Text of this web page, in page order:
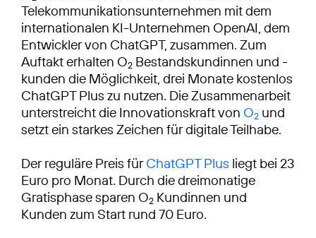
Telekommunikationsunternehmen mit dem
internationalen KI-Unternehmen OpenAI, dem
Entwickler von ChatGPT, zusammen. Zum
Auftakt erhalten O2 Bestandskundinnen und -
kunden die Möglichkeit, drei Monate kostenlos
ChatGPT Plus zu nutzen. Die Zusammenarbeit
unterstreicht die Innovationskraft von O2 und
setzt ein starkes Zeichen für digitale Teilhabe.
Der reguläre Preis fürChatGPT Plus liegt bei 23
Euro pro Monat. Durch die dreimonatige
Gratisphase sparen O2 Kundinnen und
Kunden zum Start rund 70 Euro.